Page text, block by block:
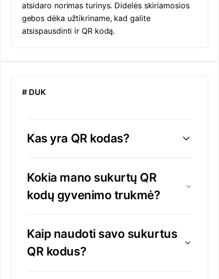
atsidaro norimas turinys. Didelės skiriamosios
gebos dėka užtikriname, kad galite
atsispausdinti ir QR kodą.
# DUK
Kas yra QR kodas?
Kokia mano sukurtų QR
kodų gyvenimo trukmė?
Kaip naudoti savo sukurtus
QR kodus?